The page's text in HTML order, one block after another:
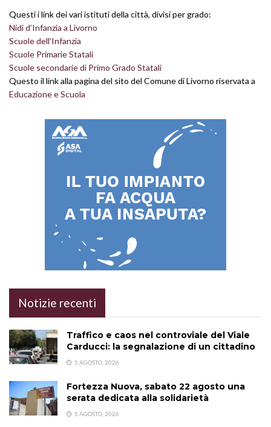
Questi i link dei vari istituti della città, divisi per grado:
Nidi d’Infanzia a Livorno
Scuole dell’Infanzia
Scuole Primarie Statali
Scuole secondarie di Primo Grado Statali
Questo il link alla pagina del sito del Comune di Livorno riservata a
Educazione e Scuola
Notizie recenti
Traffico e caos nel controviale del Viale
Carducci: la segnalazione di un cittadino
5 AGOSTO, 2026
Fortezza Nuova, sabato 22 agosto una
serata dedicata alla solidarietà
5 AGOSTO, 2026